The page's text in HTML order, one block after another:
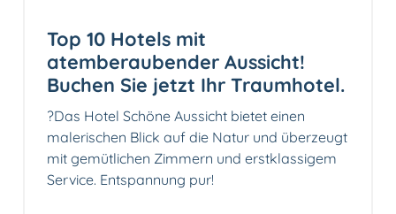
Top 10 Hotels mit
atemberaubender Aussicht!
Buchen Sie jetzt Ihr Traumhotel.
?Das Hotel Schöne Aussicht bietet einen
malerischen Blick auf die Natur und überzeugt
mit gemütlichen Zimmern und erstklassigem
Service. Entspannung pur!